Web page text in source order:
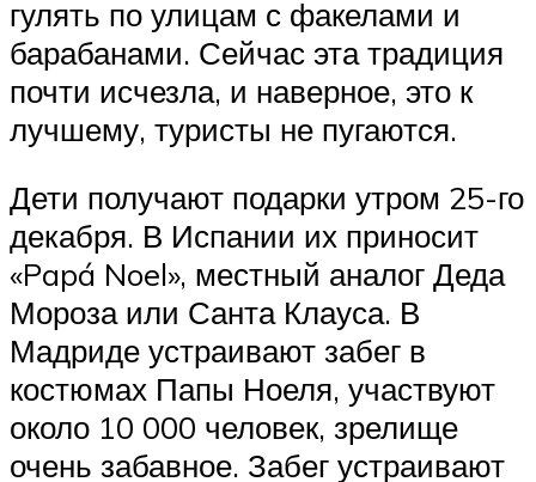
гулять по улицам с факелами и
барабанами. Сейчас эта традиция
почти исчезла, и наверное, это к
лучшему, туристы не пугаются.
Дети получают подарки утром 25-го
декабря. В Испании их приносит
«Papá Noel», местный аналог Деда
Мороза или Санта Клауса. В
Мадриде устраивают забег в
костюмах Папы Ноеля, участвуют
около 10 000 человек, зрелище
очень забавное. Забег устраивают